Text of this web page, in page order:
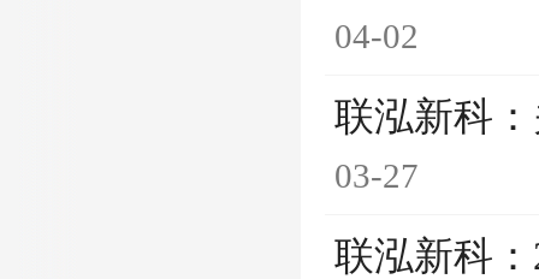
04-02
联泓新科
03-27
联泓新科